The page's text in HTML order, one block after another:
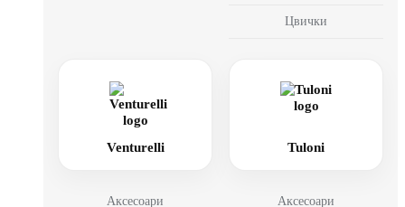
Цвички
Venturelli
Аксесоари
Tuloni
Аксесоари